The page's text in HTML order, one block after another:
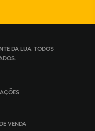
DA LUA. TODOS
VENDA